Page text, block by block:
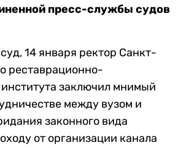
пресс-службы судов
14 января ректор Санкт-
реставрационно-
института заключил мнимый
между вузом и
законного вида
от организации канала